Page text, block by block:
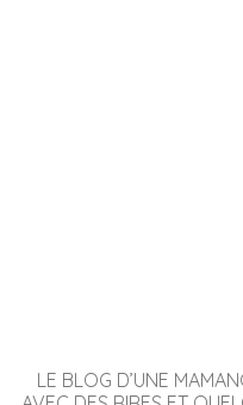
LE BLOG D’UNE